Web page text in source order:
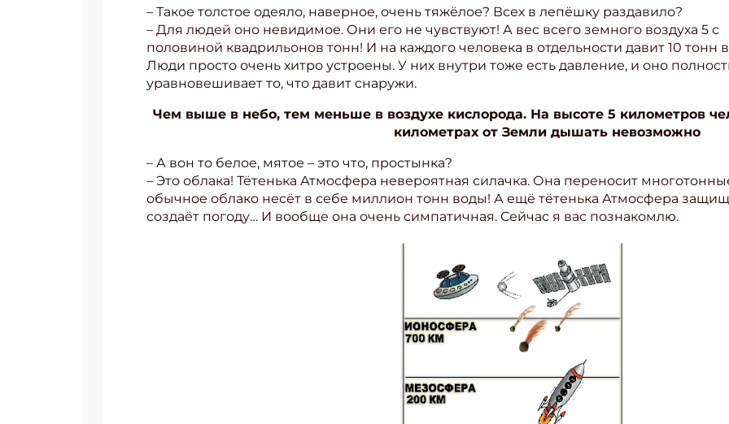
– Такое толстое одеяло, наверное, очень тяжёлое? Всех в лепёшку раздавило?
– Для людей оно невидимое. Они его не чувствуют! А вес всего земного воздуха 5 с
половиной квадрильонов тонн! И на каждого человека в отдельности давит 10 тонн
Люди просто очень хитро устроены. У них внутри тоже есть давление, и оно
уравновешивает то, что давит снаружи.
Чем выше в небо, тем меньше в воздухе кислорода. На высоте 5 километров
километрах от Земли дышать невозможно
– А вон то белое, мятое – это что, простынка?
– Это облака! Тётенька Атмосфера невероятная силачка. Она переносит
обычное облако несёт в себе миллион тонн воды! А ещё тётенька Атмосфера
создаёт погоду… И вообще она очень симпатичная. Сейчас я вас познакомлю.